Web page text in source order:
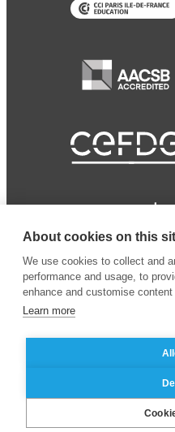
Business School
des
About cookies on this
We use cookies to collect and
performance and usage, to
enhance and customise
Learn more